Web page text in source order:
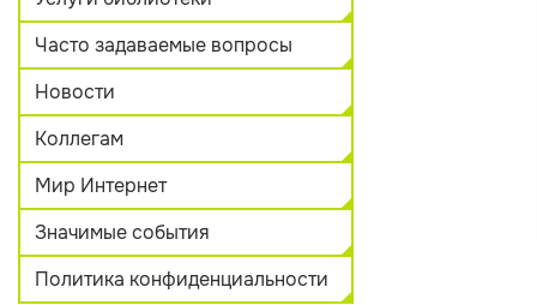
Часто задаваемые вопросы
Новости
Коллегам
Мир Интернет
Значимые события
Политика конфиденциальности